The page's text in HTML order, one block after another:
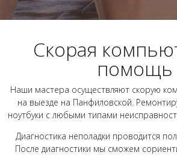
Скорая
помощь
Наши мастера осуществляют скорую
на выезде на Панфиловской.
ноутбуки с любыми типами
Диагностика неполадки проводится
После диагностики мы сможем